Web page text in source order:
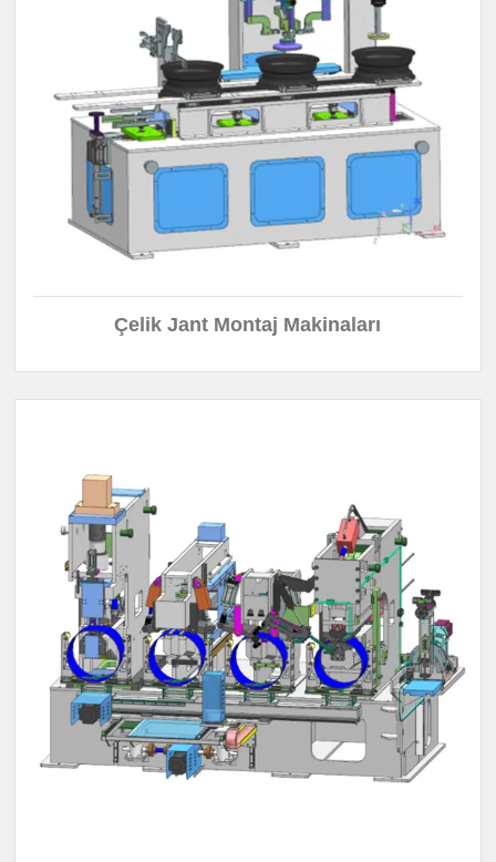
Çelik Jant Montaj Makinaları